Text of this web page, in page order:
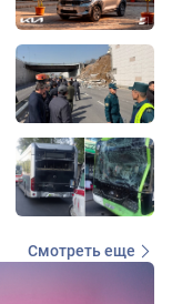
Смотреть еще